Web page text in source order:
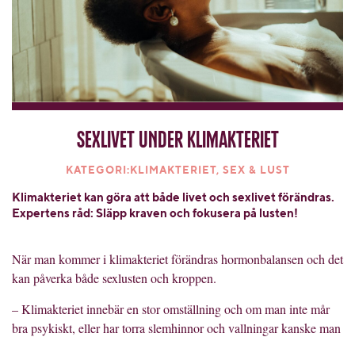
Sexlivet under klimakteriet
KATEGORI:KLIMAKTERIET, SEX & LUST
Klimakteriet kan göra att både livet och sexlivet förändras.
Expertens råd: Släpp kraven och fokusera på lusten!
När man kommer i klimakteriet förändras hormonbalansen och det
kan påverka både sexlusten och kroppen.
– Klimakteriet innebär en stor omställning och om man inte mår
bra psykiskt, eller har torra slemhinnor och vallningar kanske man